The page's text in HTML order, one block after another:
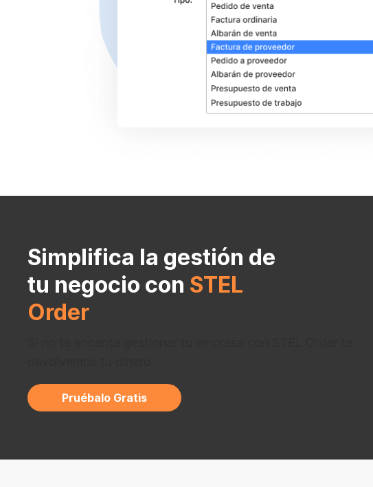
Simplifica la gestión de
tu negocio con STEL
Order
Pruébalo Gratis